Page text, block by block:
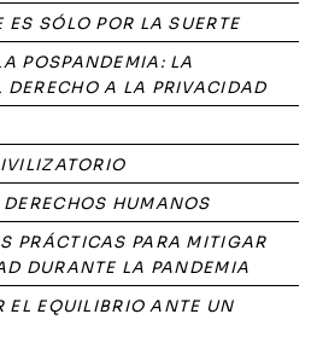
SÓLO POR LA SUERTE
POSPANDEMIA: LA
DERECHO A LA PRIVACIDAD
HUMANOS
PRÁCTICAS PARA MITIGAR
DURANTE LA PANDEMIA
EL EQUILIBRIO ANTE UN